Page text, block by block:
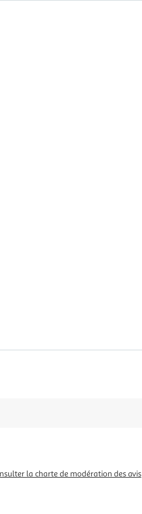
la charte de modération des avis